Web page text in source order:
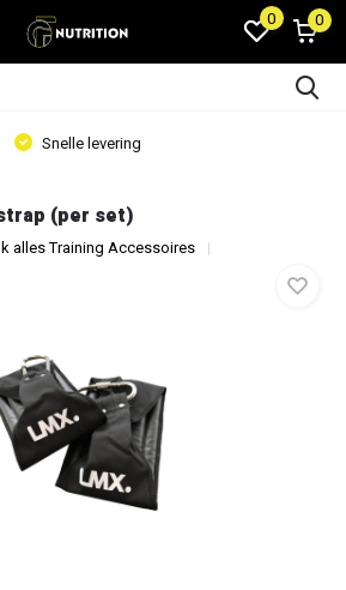
0 0
Snelle levering
(per set)
alles Training Accessoires